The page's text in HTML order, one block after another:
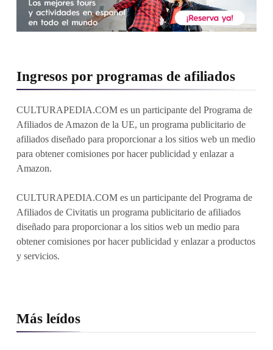
Ingresos por programas de afiliados
CULTURAPEDIA.COM es un participante del Programa de
Afiliados de Amazon de la UE, un programa publicitario de
afiliados diseñado para proporcionar a los sitios web un medio
para obtener comisiones por hacer publicidad y enlazar a
Amazon.
CULTURAPEDIA.COM es un participante del Programa de
Afiliados de Civitatis un programa publicitario de afiliados
diseñado para proporcionar a los sitios web un medio para
obtener comisiones por hacer publicidad y enlazar a productos
y servicios.
Más leídos